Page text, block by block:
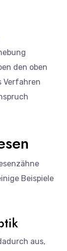
den oben
Verfahren
Beispiele
aus,